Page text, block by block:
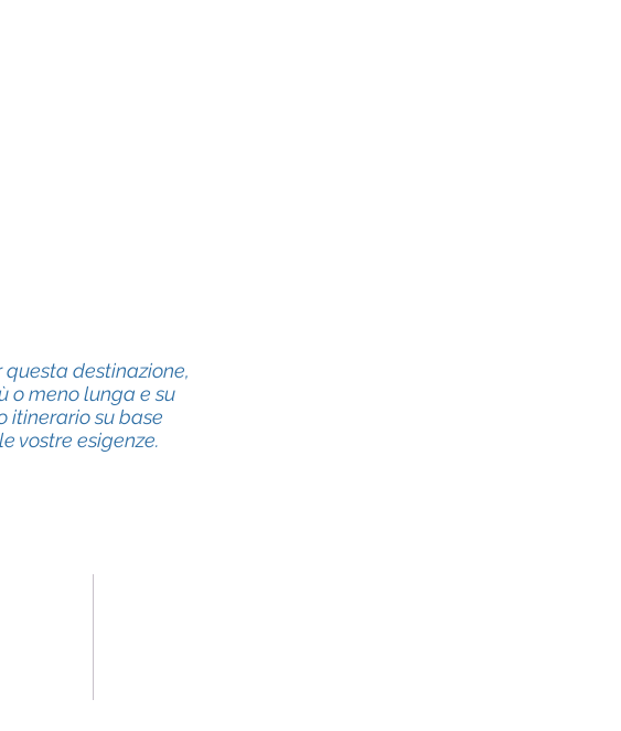
destinazione,
o meno lunga e su
itinerario su base
vostre esigenze.